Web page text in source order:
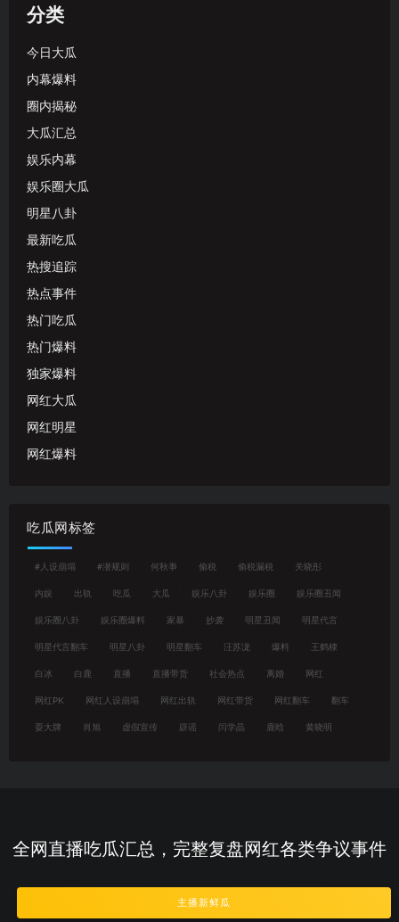
分类
今日大瓜
内幕爆料
圈内揭秘
大瓜汇总
娱乐内幕
娱乐圈大瓜
明星八卦
最新吃瓜
热搜追踪
热点事件
热门吃瓜
热门爆料
独家爆料
网红大瓜
网红明星
网红爆料
吃瓜网标签
#人设崩塌 #潜规则 何秋亊 偷税 偷税漏税 关晓彤
内娱 出轨 吃瓜 大瓜 娱乐八卦 娱乐圈 娱乐圈丑闻
娱乐圈八卦 娱乐圈爆料 家暴 抄袭 明星丑闻 明星代言
明星代言翻车 明星八卦 明星翻车 汪苏泷 爆料 王鹤棣
白冰 白鹿 直播 直播带货 社会热点 离婚 网红
网红PK 网红人设崩塌 网红出轨 网红带货 网红翻车 翻车
耍大牌 肖旭 虚假宣传 辟谣 闫学晶 鹿晗 黄晓明
全网直播吃瓜汇总，完整复盘网红各类争议事件
主播新鲜瓜